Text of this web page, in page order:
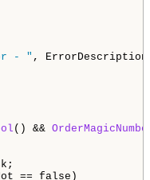
- " ,
() &&
== false)